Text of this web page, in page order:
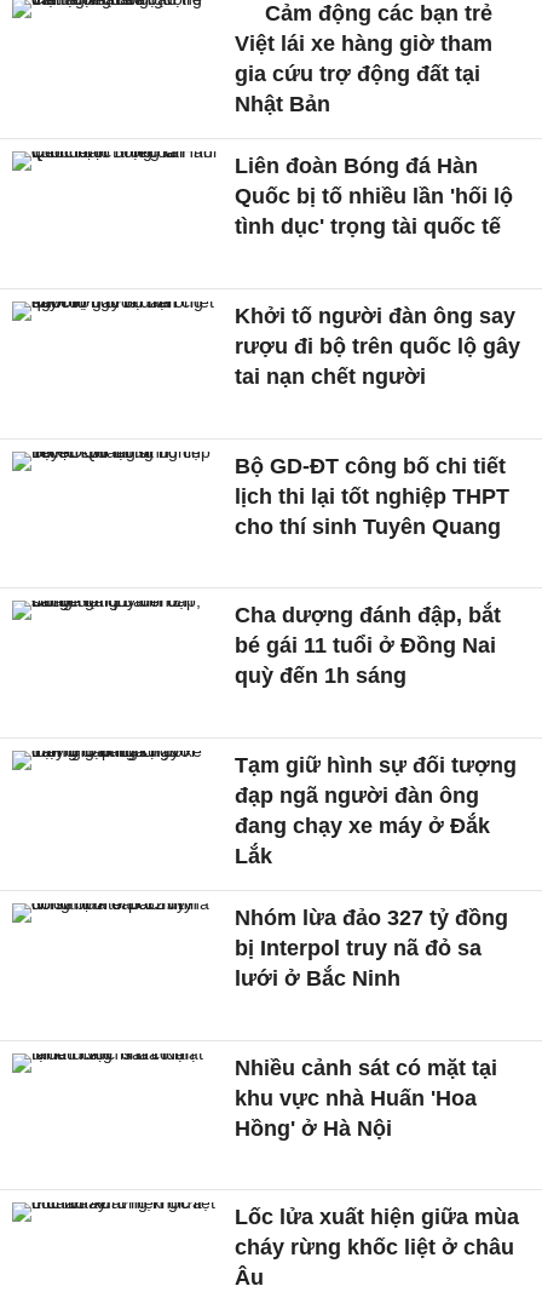
Cảm động các bạn trẻ
Việt lái xe hàng giờ tham
gia cứu trợ động đất tại
Nhật Bản
Liên đoàn Bóng đá Hàn
Quốc bị tố nhiều lần 'hối lộ
tình dục' trọng tài quốc tế
Khởi tố người đàn ông say
rượu đi bộ trên quốc lộ gây
tai nạn chết người
Bộ GD-ĐT công bố chi tiết
lịch thi lại tốt nghiệp THPT
cho thí sinh Tuyên Quang
Cha dượng đánh đập, bắt
bé gái 11 tuổi ở Đồng Nai
quỳ đến 1h sáng
Tạm giữ hình sự đối tượng
đạp ngã người đàn ông
đang chạy xe máy ở Đắk
Lắk
Nhóm lừa đảo 327 tỷ đồng
bị Interpol truy nã đỏ sa
lưới ở Bắc Ninh
Nhiều cảnh sát có mặt tại
khu vực nhà Huấn 'Hoa
Hồng' ở Hà Nội
Lốc lửa xuất hiện giữa mùa
cháy rừng khốc liệt ở châu
Âu